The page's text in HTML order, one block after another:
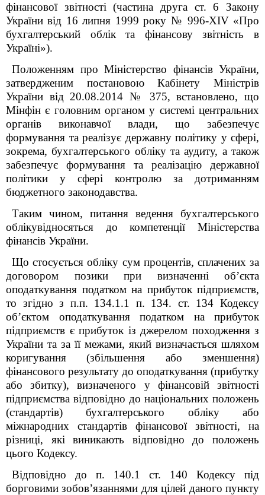
фінансової звітності (частина друга ст. 6 Закону
України від 16 липня 1999 року № 996-XIV «Про
бухгалтерський облік та фінансову звітність в
Україні»).
Положенням про Міністерство фінансів України,
затвердженим постановою Кабінету Міністрів
України від 20.08.2014 № 375, встановлено, що
Мінфін є головним органом у системі центральних
органів виконавчої влади, що забезпечує
формування та реалізує державну політику у сфері,
зокрема, бухгалтерського обліку та аудиту, а також
забезпечує формування та реалізацію державної
політики у сфері контролю за дотриманням
бюджетного законодавства.
Таким чином, питання ведення бухгалтерського
облікувідносяться до компетенції Міністерства
фінансів України.
Що стосується обліку сум процентів, сплачених за
договором позики при визначенні об’єкта
оподаткування податком на прибуток підприємств,
то згідно з п.п. 134.1.1 п. 134. ст. 134 Кодексу
об’єктом оподаткування податком на прибуток
підприємств є прибуток із джерелом походження з
України та за її межами, який визначається шляхом
коригування (збільшення або зменшення)
фінансового результату до оподаткування (прибутку
або збитку), визначеного у фінансовій звітності
підприємства відповідно до національних положень
(стандартів) бухгалтерського обліку або
міжнародних стандартів фінансової звітності, на
різниці, які виникають відповідно до положень
цього Кодексу.
Відповідно до п. 140.1 ст. 140 Кодексу під
борговими зобов’язаннями для цілей даного пункту